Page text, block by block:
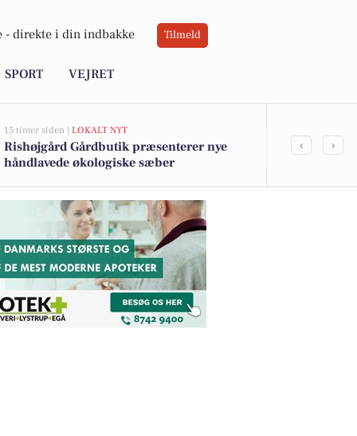
- direkte i din indbakke Tilmeld
SPORT VEJRET
15 timer siden | LOKALT NYT
Rishøjgård Gårdbutik præsenterer nye
håndlavede økologiske sæber
Sol på vej,
‹ ›